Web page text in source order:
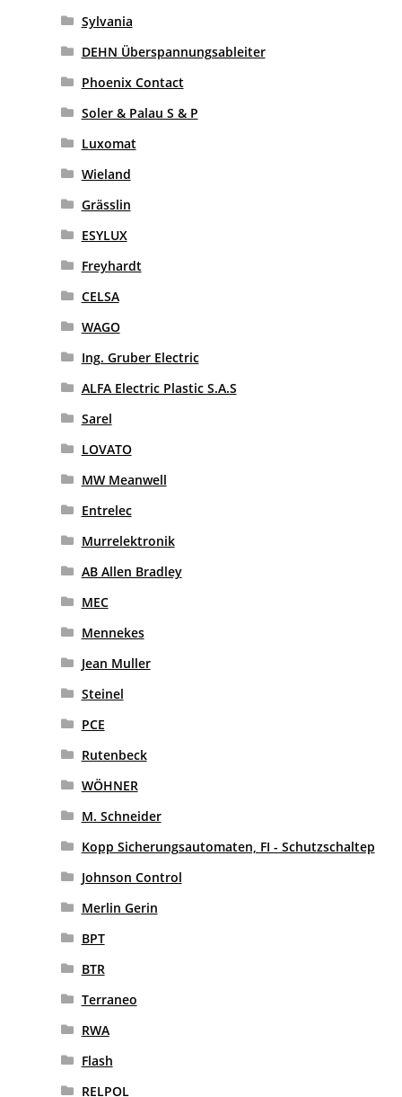
Sylvania
DEHN Überspannungsableiter
Phoenix Contact
Soler & Palau S & P
Luxomat
Wieland
Grässlin
ESYLUX
Freyhardt
CELSA
WAGO
Ing. Gruber Electric
ALFA Electric Plastic S.A.S
Sarel
LOVATO
MW Meanwell
Entrelec
Murrelektronik
AB Allen Bradley
MEC
Mennekes
Jean Muller
Steinel
PCE
Rutenbeck
WÖHNER
M. Schneider
Kopp Sicherungsautomaten, FI - Schutzschaltep
Johnson Control
Merlin Gerin
BPT
BTR
Terraneo
RWA
Flash
RELPOL